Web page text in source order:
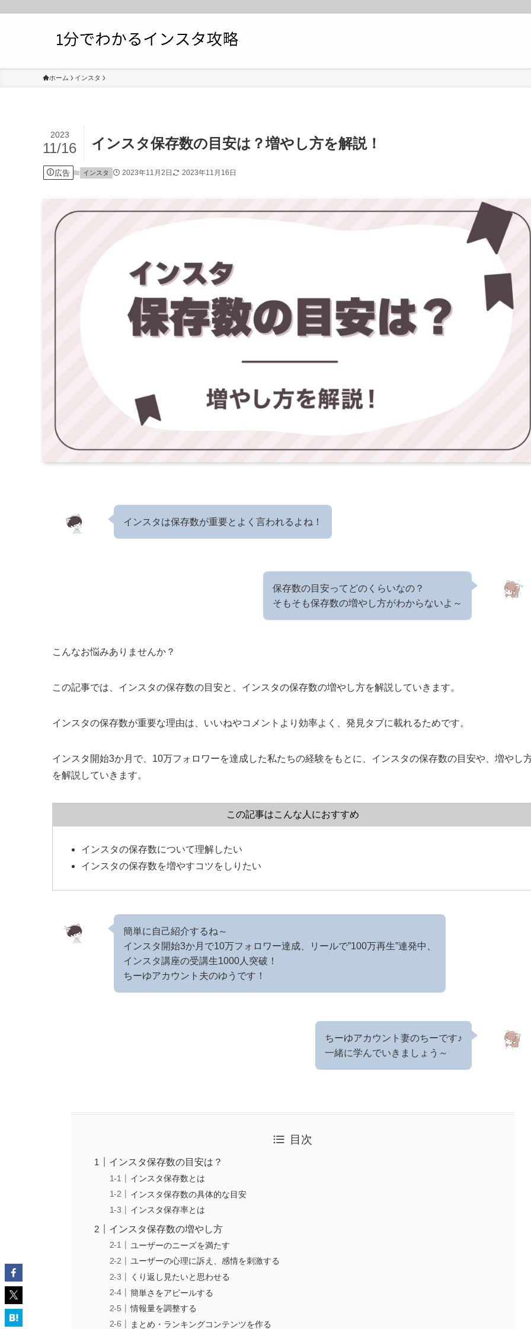
ホーム インスタ
インスタ保存数の目安は？増やし方を解説！
2023
11/16
広告 インスタ 2023年11月2日 2023年11月16日
インスタは保存数が重要とよく言われるよね！
保存数の目安ってどのくらいなの？
そもそも保存数の増やし方がわからないよ～
こんなお悩みありませんか？
この記事では、インスタの保存数の目安と、インスタの保存数の増やし方を解説していきます。
インスタの保存数が重要な理由は、いいねやコメントより効率よく、発見タブに載れるためです。
インスタ開始3か月で、10万フォロワーを達成した私たちの経験をもとに、インスタの保存数の目安や、増やし
を解説していきます。
この記事はこんな人におすすめ
インスタの保存数について理解したい
インスタの保存数を増やすコツをしりたい
簡単に自己紹介するね～
インスタ開始3か月で10万フォロワー達成、リールで”100万再生”連発中、
インスタ講座の受講生1000人突破！
ちーゆアカウント夫のゆうです！
ちーゆアカウント妻のちーです♪
一緒に学んでいきましょう～
目次
インスタ保存数の目安は？
インスタ保存数とは
インスタ保存数の具体的な目安
インスタ保存率とは
インスタ保存数の増やし方
ユーザーのニーズを満たす
ユーザーの心理に訴え、感情を刺激する
くり返し見たいと思わせる
簡単さをアピールする
情報量を調整する
まとめ・ランキングコンテンツを作る